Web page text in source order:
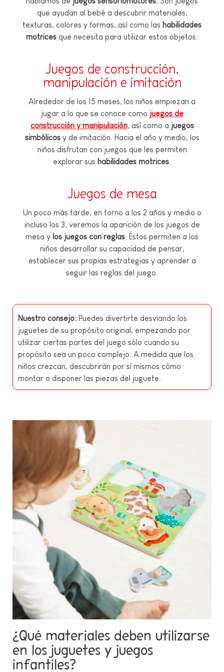
que ayudan al bebé a descubrir materiales,
texturas, colores y formas, así como las habilidades
motrices que necesita para utilizar estos objetos.
Juegos de construcción,
manipulación e imitación
Alrededor de los 15 meses, los niños empiezan a
jugar a lo que se conoce como juegos de
construcción y manipulación, así como a juegos
simbólicosy de imitación. Hacia el año y medio, los
niños disfrutan con juegos que les permiten
explorar sus habilidades motrices
Juegos de mesa
Un poco más tarde, en torno a los 2 años y medio o
incluso los 3, veremos la aparición de los juegos de
mesa y los juegos con reglas . Éstos permiten a los
niños desarrollar su capacidad de pensar,
establecer sus propias estrategias y aprender a
seguir las reglas del juego.
Nuestro consejo: Puedes divertirte desviando los
juguetes de su propósito original, empezando por
utilizar ciertas partes del juego sólo cuando su
propósito sea un poco complejo. A medida que los
niños crezcan, descubrirán por sí mismos cómo
montar o disponer las piezas del juguete.
¿Qué materiales deben utilizarse
en los juguetes y juegos
infantiles?